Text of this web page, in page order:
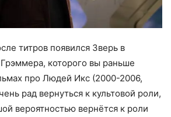
титров появился Зверь в
которого вы раньше
про Людей Икс (2000-2006,
рад вернуться к культовой роли,
вероятностью вернётся к роли